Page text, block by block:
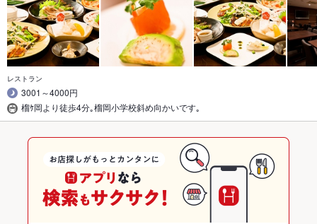
レストラン
3001～4000円
榴ｹ岡より徒歩4分｡榴岡小学校斜め向かいです｡